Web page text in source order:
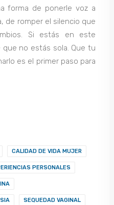
forma de ponerle voz a
de romper el silencio que
Si estás en este
no estás sola. Que tu
es el primer paso para
CALIDAD DE VIDA MUJER
PERSONALES
SEQUEDAD VAGINAL